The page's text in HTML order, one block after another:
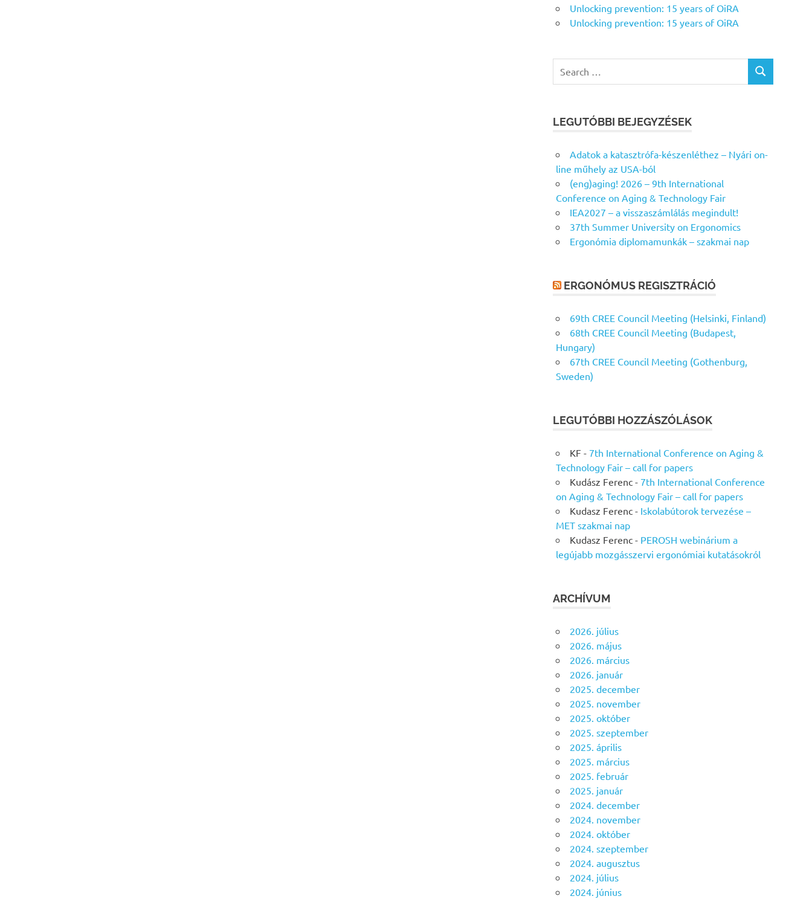
Unlocking prevention: 15 years of OiRA
Unlocking prevention: 15 years of OiRA
for:
SEARCH
LEGUTÓBBI BEJEGYZÉSEK
Adatok a katasztrófa-készenléthez – Nyári on-
line műhely az USA-ból
(eng)aging! 2026 – 9th International
Conference on Aging & Technology Fair
IEA2027 – a visszaszámlálás megindult!
37th Summer University on Ergonomics
Ergonómia diplomamunkák – szakmai nap
ERGONÓMUS REGISZTRÁCIÓ
69th CREE Council Meeting (Helsinki, Finland)
68th CREE Council Meeting (Budapest,
Hungary)
67th CREE Council Meeting (Gothenburg,
Sweden)
LEGUTÓBBI HOZZÁSZÓLÁSOK
KF - 7th International Conference on Aging &
Technology Fair – call for papers
Kudász Ferenc - 7th International Conference
on Aging & Technology Fair – call for papers
Kudasz Ferenc - Iskolabútorok tervezése –
MET szakmai nap
Kudasz Ferenc - PEROSH webinárium a
legújabb mozgásszervi ergonómiai kutatásokról
ARCHÍVUM
2026. július
2026. május
2026. március
2026. január
2025. december
2025. november
2025. október
2025. szeptember
2025. április
2025. március
2025. február
2025. január
2024. december
2024. november
2024. október
2024. szeptember
2024. augusztus
2024. július
2024. június